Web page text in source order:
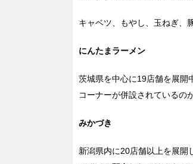
キャベツ、もやし、玉ねぎ、
にんたまラーメン
茨城県を中心に19店舗を展開
コーナーが併設されているの
みかづき
新潟県内に20店舗以上を展開